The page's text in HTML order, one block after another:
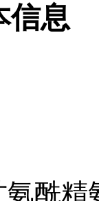
信息
酰精